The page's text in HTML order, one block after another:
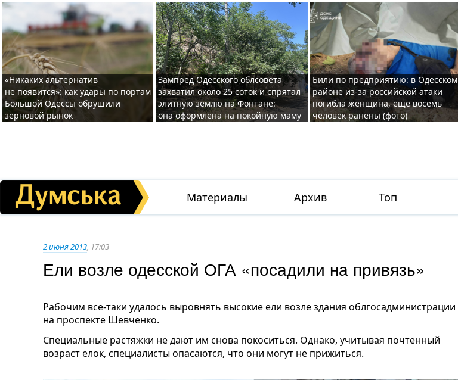
«Никаких альтернатив
не появится»: как удары по портам
Большой Одессы обрушили
зерновой рынок
Зампред Одесского облсовета
захватил около 25 соток и спрятал
элитную землю на Фонтане:
она оформлена на покойную маму
Били по предприятию: в Одесском
районе из-за российской атаки
погибла женщина, еще восемь
человек ранены (фото)
Материалы Архив Топ
2 июня 2013, 17:03
Ели возле одесской ОГА «посадили на привязь»
Рабочим все-таки удалось выровнять высокие ели возле здания облгосадминистрации
на проспекте Шевченко.
Специальные растяжки не дают им снова покоситься. Однако, учитывая почтенный
возраст елок, специалисты опасаются, что они могут не прижиться.